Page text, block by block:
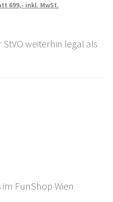
699,- inkl. MwSt.
weiterhin legal als
FunShop Wien